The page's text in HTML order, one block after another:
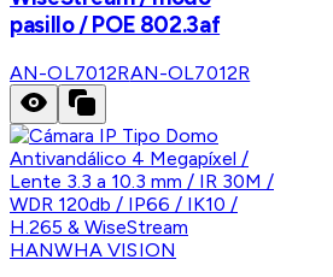
pasillo / POE 802.3af
AN-OL7012RAN-OL7012R
HANWHA VISION